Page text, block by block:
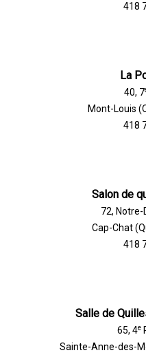
418
La
40, 7
Mont-Louis
418
Salon de
72, Notre-
Cap-Chat
418
Salle de
65, 4e
Sainte-Anne-des-